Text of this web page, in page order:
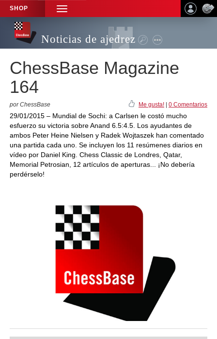
SHOP
TOGGLE
NAVIGATION
Noticias de ajedrez
ChessBase Magazine
164
por ChessBase Me gusta! 0 Comentarios
29/01/2015 – Mundial de Sochi: a Carlsen le costó mucho
esfuerzo su victoria sobre Anand 6.5:4.5. Los ayudantes de
ambos Peter Heine Nielsen y Radek Wojtaszek han comentado
una partida cada uno. Se incluyen los 11 resúmenes diarios en
vídeo por Daniel King. Chess Classic de Londres, Qatar,
Memorial Petrosian, 12 artículos de aperturas... ¡No debería
perdérselo!